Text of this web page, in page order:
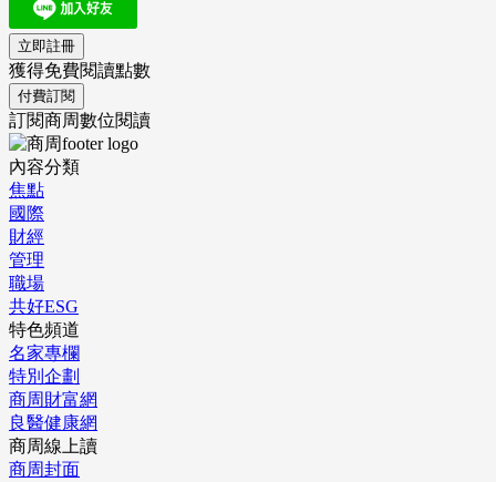
立即註冊
獲得免費閱讀點數
付費訂閱
訂閱商周數位閱讀
內容分類
焦點
國際
財經
管理
職場
共好ESG
特色頻道
名家專欄
特別企劃
商周財富網
良醫健康網
商周線上讀
商周封面